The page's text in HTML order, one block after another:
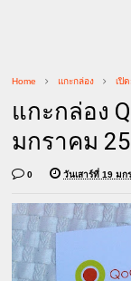
Home แกะกล่อง เปิ
แกะกล่อง
มกราคม
0 วันเสาร์ที่ 19 ม